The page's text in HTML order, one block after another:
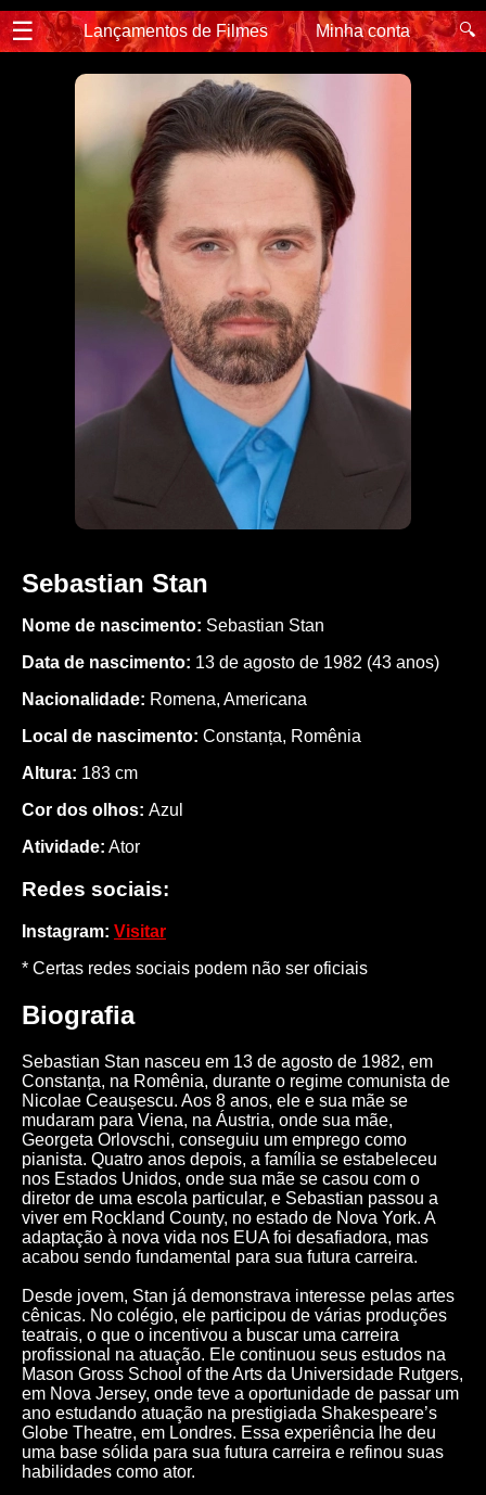
☰ Lançamentos de Filmes Minha conta 🔍
Sebastian Stan
Nome de nascimento: Sebastian Stan
Data de nascimento: 13 de agosto de 1982 (43 anos)
Nacionalidade: Romena, Americana
Local de nascimento: Constanța, Romênia
Altura: 183 cm
Cor dos olhos: Azul
Atividade: Ator
Redes sociais:
Instagram: Visitar
* Certas redes sociais podem não ser oficiais
Biografia
Sebastian Stan nasceu em 13 de agosto de 1982, em
Constanța, na Romênia, durante o regime comunista de
Nicolae Ceaușescu. Aos 8 anos, ele e sua mãe se
mudaram para Viena, na Áustria, onde sua mãe,
Georgeta Orlovschi, conseguiu um emprego como
pianista. Quatro anos depois, a família se estabeleceu
nos Estados Unidos, onde sua mãe se casou com o
diretor de uma escola particular, e Sebastian passou a
viver em Rockland County, no estado de Nova York. A
adaptação à nova vida nos EUA foi desafiadora, mas
acabou sendo fundamental para sua futura carreira.
Desde jovem, Stan já demonstrava interesse pelas artes
cênicas. No colégio, ele participou de várias produções
teatrais, o que o incentivou a buscar uma carreira
profissional na atuação. Ele continuou seus estudos na
Mason Gross School of the Arts da Universidade Rutgers,
em Nova Jersey, onde teve a oportunidade de passar um
ano estudando atuação na prestigiada Shakespeare’s
Globe Theatre, em Londres. Essa experiência lhe deu
uma base sólida para sua futura carreira e refinou suas
habilidades como ator.